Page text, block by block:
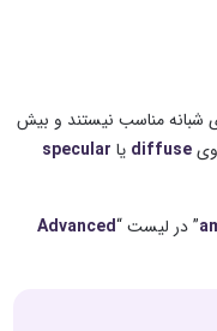
شبانه مناسب نیستند و بیش
diffuse یا specular
” در لیست “Advanced